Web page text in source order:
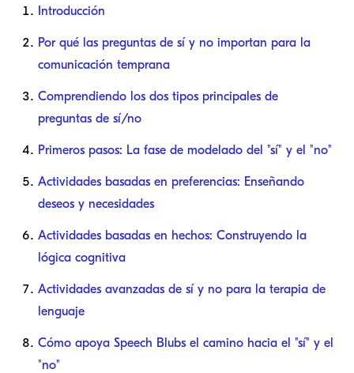
Introducción
Por qué las preguntas de sí y no importan para la
comunicación temprana
Comprendiendo los dos tipos principales de
preguntas de sí/no
Primeros pasos: La fase de modelado del "sí" y el "no"
Actividades basadas en preferencias: Enseñando
deseos y necesidades
Actividades basadas en hechos: Construyendo la
lógica cognitiva
Actividades avanzadas de sí y no para la terapia de
lenguaje
Cómo apoya Speech Blubs el camino hacia el "sí" y el
"no"